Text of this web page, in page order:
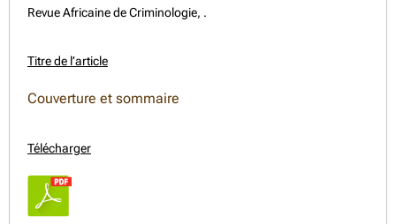
Revue Africaine de Criminologie, .
Titre de l’article
Couverture et sommaire
Télécharger